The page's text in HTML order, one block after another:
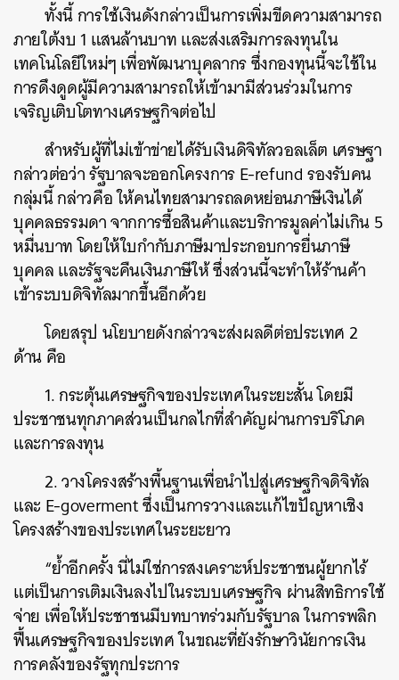
ทั้งนี้ การใช้เงินดังกล่าวเป็นการเพิ่มขีดความสามารถ
ภายใต้งบ 1 แสนล้านบาท และส่งเสริมการลงทุนใน
เทคโนโลยีใหม่ๆ เพื่อพัฒนาบุคลากร ซึ่งกองทุนนี้จะใช้ใน
การดึงดูดผู้มีความสามารถให้เข้ามามีส่วนร่วมในการ
เจริญเติบโตทางเศรษฐกิจต่อไป
สำหรับผู้ที่ไม่เข้าข่ายได้รับเงินดิจิทัลวอลเล็ต เศรษฐา
กล่าวต่อว่า รัฐบาลจะออกโครงการ E-refund รองรับคน
กลุ่มนี้ กล่าวคือ ให้คนไทยสามารถลดหย่อนภาษีเงินได้
บุคคลธรรมดา จากการซื้อสินค้าและบริการมูลค่าไม่เกิน 5
หมื่นบาท โดยให้ใบกำกับภาษีมาประกอบการยื่นภาษี
บุคคล และรัฐจะคืนเงินภาษีให้ ซึ่งส่วนนี้จะทำให้ร้านค้า
เข้าระบบดิจิทัลมากขึ้นอีกด้วย
โดยสรุป นโยบายดังกล่าวจะส่งผลดีต่อประเทศ 2
ด้าน คือ
1. กระตุ้นเศรษฐกิจของประเทศในระยะสั้น โดยมี
ประชาชนทุกภาคส่วนเป็นกลไกที่สำคัญผ่านการบริโภค
และการลงทุน
2. วางโครงสร้างพื้นฐานเพื่อนำไปสู่เศรษฐกิจดิจิทัล
และ E-goverment ซึ่งเป็นการวางและแก้ไขปัญหาเชิง
โครงสร้างของประเทศในระยะยาว
“ย้ำอีกครั้ง นี่ไม่ใช่การสงเคราะห์ประชาชนผู้ยากไร้
แต่เป็นการเติมเงินลงไปในระบบเศรษฐกิจ ผ่านสิทธิการใช้
จ่าย เพื่อให้ประชาชนมีบทบาทร่วมกับรัฐบาล ในการพลิก
ฟื้นเศรษฐกิจของประเทศ ในขณะที่ยังรักษาวินัยการเงิน
การคลังของรัฐทุกประการ
ค้นหา
SHARE TWEET